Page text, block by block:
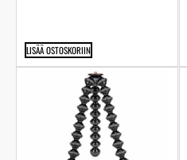
LISÄÄ OSTOSKORIIN